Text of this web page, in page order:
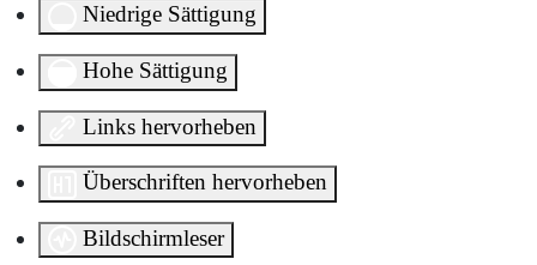
Niedrige Sättigung
Hohe Sättigung
Links hervorheben
Überschriften hervorheben
Bildschirmleser